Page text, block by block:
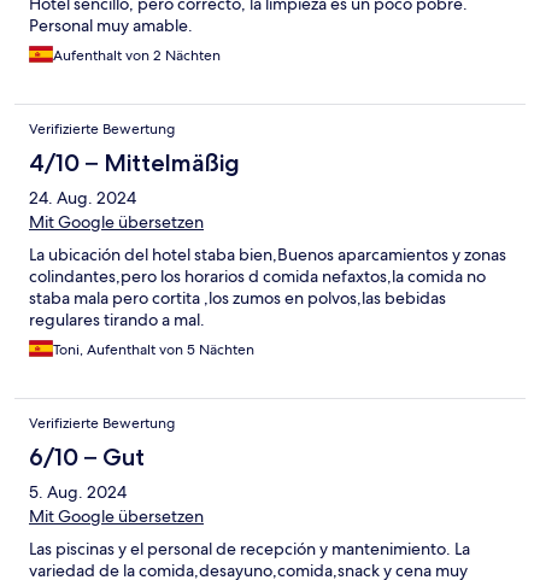
einen preiswerten und dennoch angenehmen Aufenthalt auf
Mallorca zu empfehlen, auch wenn es in einigen Bereichen noch
Verbesserungsbedarf gibt.
Personal muy amable.
Aufenthalt von 2 Nächten
Verifizierte Bewertung
4/10 – Mittelmäßig
24. Aug. 2024
Mit Google übersetzen
La ubicación del hotel staba bien,Buenos aparcamientos y zonas
colindantes,pero los horarios d comida nefaxtos,la comida no
staba mala pero cortita ,los zumos en polvos,las bebidas
regulares tirando a mal.
Toni, Aufenthalt von 5 Nächten
Verifizierte Bewertung
6/10 – Gut
5. Aug. 2024
Mit Google übersetzen
Las piscinas y el personal de recepción y mantenimiento. La
variedad de la comida,desayuno,comida,snack y cena muy